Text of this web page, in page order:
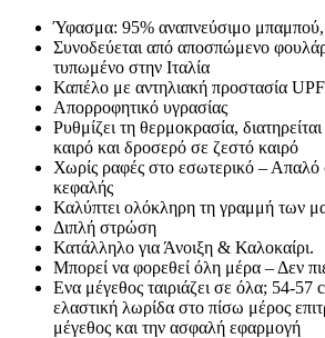
Ύφασμα: 95% αναπνεύσιμο μπαμπού,
Συνοδεύεται από αποσπώμενο
τυπωμένο στην Ιταλία
Καπέλο με αντηλιακή προστασία
Απορροφητικό υγρασίας
Ρυθμίζει τη θερμοκρασία,
καιρό και δροσερό σε ζεστό καιρό
Χωρίς ραφές στο εσωτερικό – Απαλό
κεφαλής
Καλύπτει ολόκληρη τη γραμμή των
Διπλή στρώση
Κατάλληλο για Άνοιξη & Καλοκαίρι.
Μπορεί να φορεθεί όλη μέρα – Δεν
Ενα μέγεθος ταιριάζει σε όλα; 54-
ελαστική λωρίδα στο πίσω μέρος
μέγεθος και την ασφαλή εφαρμογή